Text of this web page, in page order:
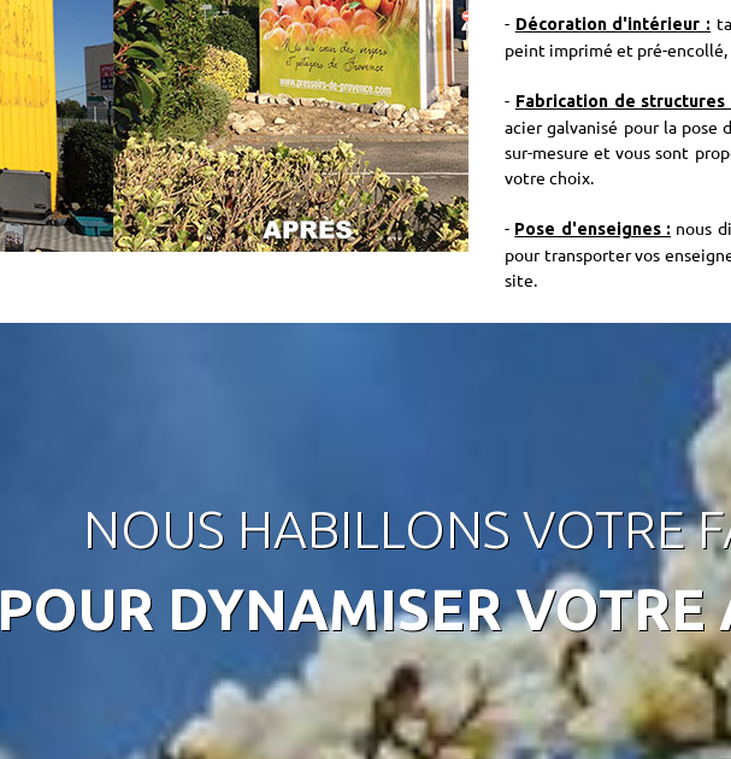
- Décoration d'intérieur :
peint imprimé et pré-
- Fabrication de structures
acier galvanisé pour la pose
sur-mesure et vous sont
votre choix.
- Pose d'enseignes : nous
pour transporter vos
site.
NOUS HABILLONS VOTRE
POUR DYNAMISER VOTRE